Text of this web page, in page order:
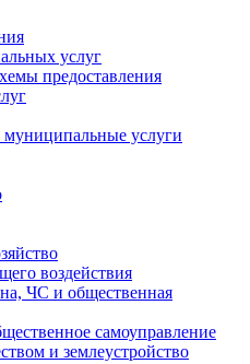
услуг
предоставления
муниципальные услуги
воздействия
ЧС и общественная
самоуправление
и землеустройство